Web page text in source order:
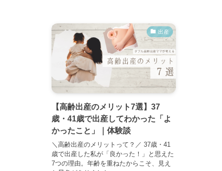
出産
【高齢出産のメリット7選】37
歳・41歳で出産してわかった「よ
かったこと」｜体験談
＼高齢出産のメリットって？／ 37歳・41
歳で出産した私が「良かった！」と思えた
7つの理由。年齢を重ねたからこそ、見え